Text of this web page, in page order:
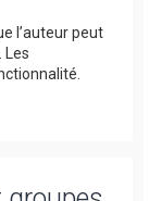
l’auteur peut
Les